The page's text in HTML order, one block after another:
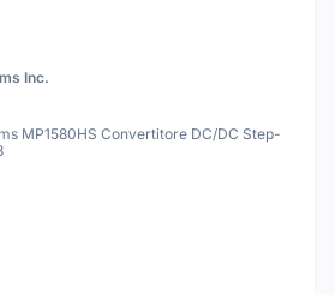
Inc.
MP1580HS Convertitore DC/DC Step-